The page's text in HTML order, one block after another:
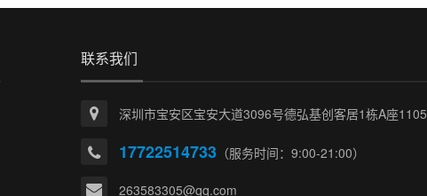
联系我们
深圳市宝安区宝安大道3096号德弘基创客居1栋A座1105
17722514733 （服务时间：9:00-21:00）
263583305@qq.com